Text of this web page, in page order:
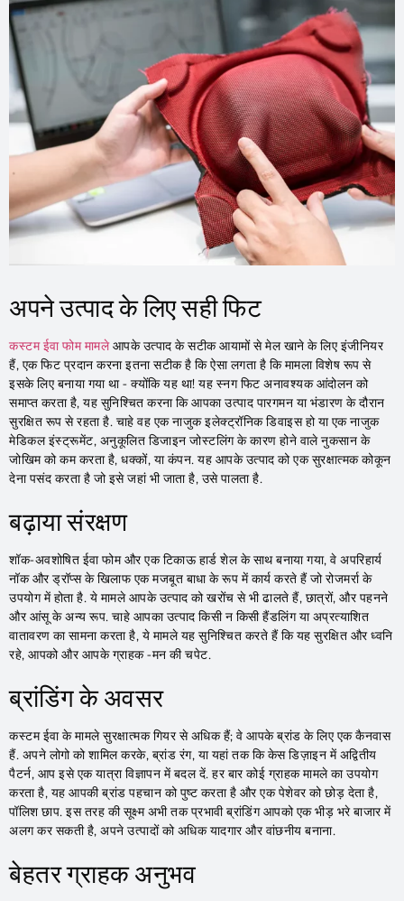
अपने उत्पाद के लिए सही फिट
कस्टम ईवा फोम मामलेआपके उत्पाद के सटीक आयामों से मेल खाने के लिए इंजीनियर
हैं, एक फिट प्रदान करना इतना सटीक है कि ऐसा लगता है कि मामला विशेष रूप से
इसके लिए बनाया गया था - क्योंकि यह था! यह स्नग फिट अनावश्यक आंदोलन को
समाप्त करता है, यह सुनिश्चित करना कि आपका उत्पाद पारगमन या भंडारण के दौरान
सुरक्षित रूप से रहता है. चाहे वह एक नाजुक इलेक्ट्रॉनिक डिवाइस हो या एक नाजुक
मेडिकल इंस्ट्रूमेंट, अनुकूलित डिजाइन जोस्टलिंग के कारण होने वाले नुकसान के
जोखिम को कम करता है, धक्कों, या कंपन. यह आपके उत्पाद को एक सुरक्षात्मक कोकून
देना पसंद करता है जो इसे जहां भी जाता है, उसे पालता है.
बढ़ाया संरक्षण
शॉक-अवशोषित ईवा फोम और एक टिकाऊ हार्ड शेल के साथ बनाया गया, वे अपरिहार्य
नॉक और ड्रॉप्स के खिलाफ एक मजबूत बाधा के रूप में कार्य करते हैं जो रोजमर्रा के
उपयोग में होता है. ये मामले आपके उत्पाद को खरोंच से भी ढालते हैं, छात्रों, और पहनने
और आंसू के अन्य रूप. चाहे आपका उत्पाद किसी न किसी हैंडलिंग या अप्रत्याशित
वातावरण का सामना करता है, ये मामले यह सुनिश्चित करते हैं कि यह सुरक्षित और ध्वनि
रहे, आपको और आपके ग्राहक -मन की चपेट.
ब्रांडिंग के अवसर
कस्टम ईवा के मामले सुरक्षात्मक गियर से अधिक हैं; वे आपके ब्रांड के लिए एक कैनवास
हैं. अपने लोगो को शामिल करके, ब्रांड रंग, या यहां तक ​​कि केस डिज़ाइन में अद्वितीय
पैटर्न, आप इसे एक यात्रा विज्ञापन में बदल दें. हर बार कोई ग्राहक मामले का उपयोग
करता है, यह आपकी ब्रांड पहचान को पुष्ट करता है और एक पेशेवर को छोड़ देता है,
पॉलिश छाप. इस तरह की सूक्ष्म अभी तक प्रभावी ब्रांडिंग आपको एक भीड़ भरे बाजार में
अलग कर सकती है, अपने उत्पादों को अधिक यादगार और वांछनीय बनाना.
बेहतर ग्राहक अनुभव